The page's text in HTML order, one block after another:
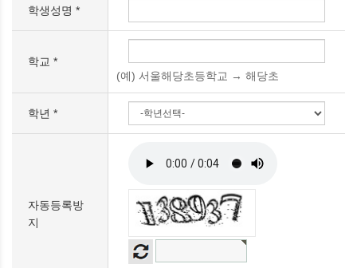
학생성명 *
학교 *
(예) 서울해당초등학교 → 해당초
학년 *
자동등록방
지